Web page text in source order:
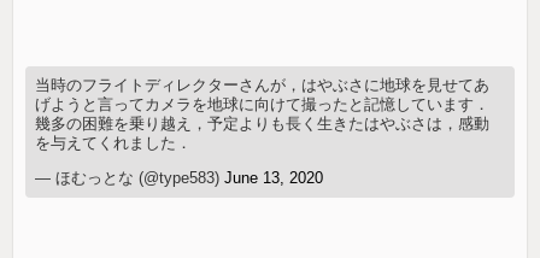
当時のフライトディレクターさんが，はやぶさに地球を見せてあ
げようと言ってカメラを地球に向けて撮ったと記憶しています．
幾多の困難を乗り越え，予定よりも長く生きたはやぶさは，感動
を与えてくれました．
— ほむっとな (@type583)June 13, 2020